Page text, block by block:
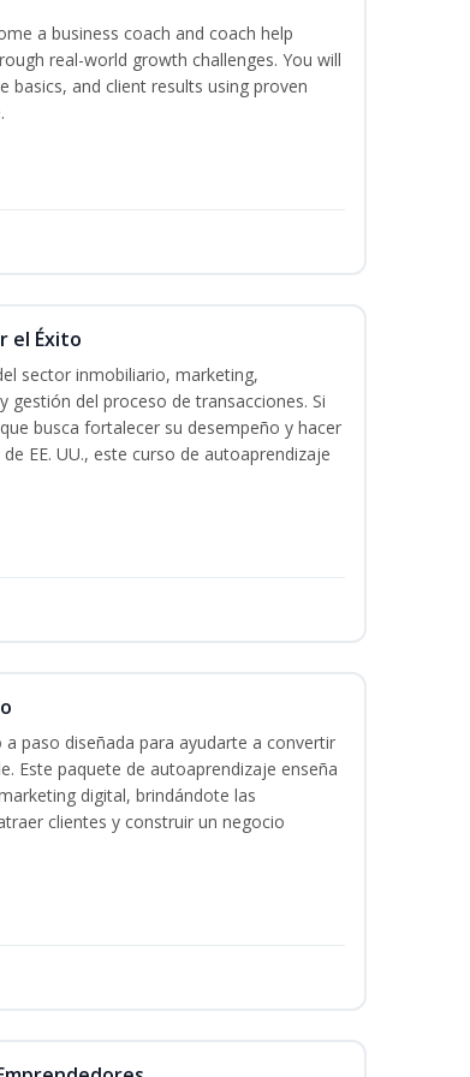
a business coach and coach help
real-world growth challenges. You will
and client results using proven
el Éxito
sector inmobiliario, marketing,
gestión del proceso de transacciones. Si
busca fortalecer su desempeño y hacer
EE. UU., este curso de autoaprendizaje
paso diseñada para ayudarte a convertir
Este paquete de autoaprendizaje enseña
digital, brindándote las
clientes y construir un negocio